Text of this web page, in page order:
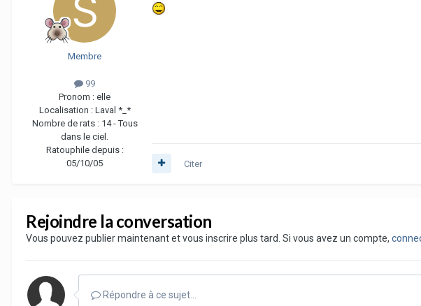
Membre
99
Pronom : elle
Localisation : Laval *_*
Nombre de rats : 14 - Tous
dans le ciel.
Ratouphile depuis :
05/10/05
Citer
Rejoindre la conversation
Vous pouvez publier maintenant et vous inscrire plus tard. Si vous avez un compte,
Répondre à ce sujet…